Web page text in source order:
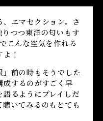
エマセクション。さ
つつ東洋の匂いもす
こんな空気を作れる
！
前の時もそうでした
成するのがすごく早
るようにプレイしだ
いてみるのもとても